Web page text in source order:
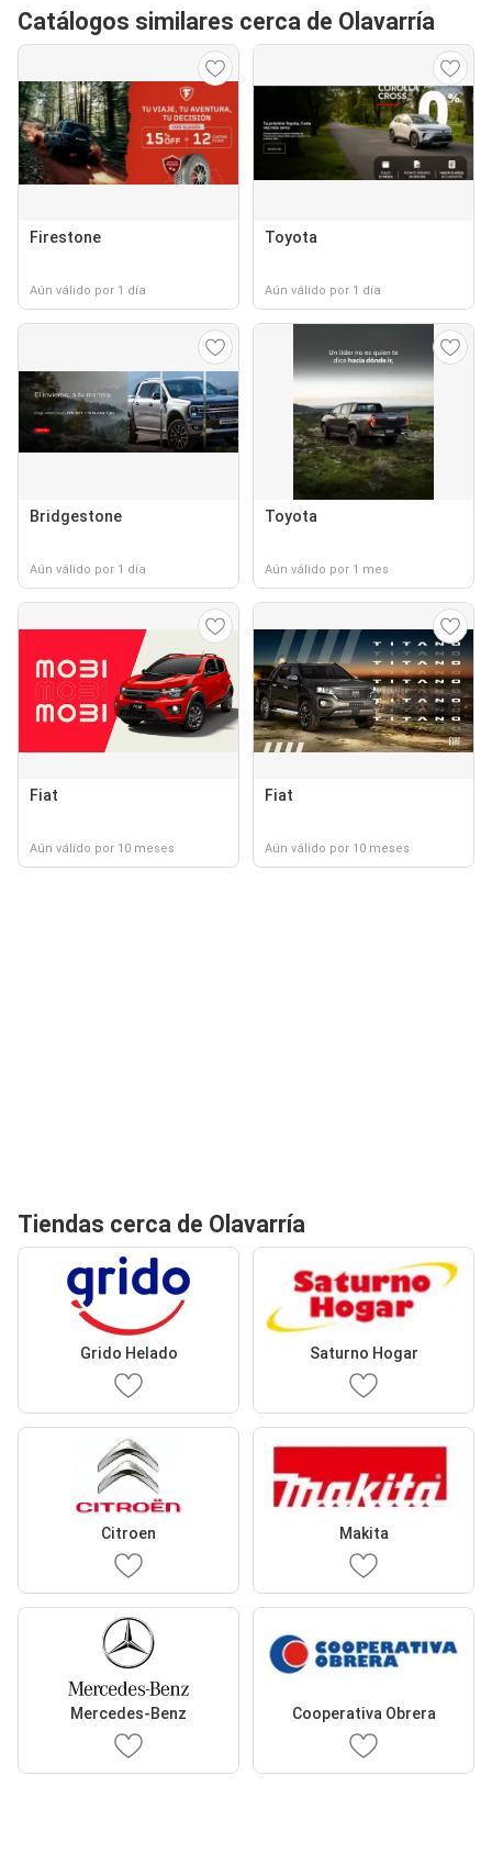
Catálogos similares cerca de Olavarría
Firestone
Aún válido por 1 día
Toyota
Aún válido por 1 día
Bridgestone
Aún válido por 1 día
Toyota
Aún válido por 1 mes
Fiat
Aún válido por 10 meses
Fiat
Aún válido por 10 meses
Tiendas cerca de Olavarría
Grido Helado Saturno Hogar
Citroen Makita
Mercedes-Benz Cooperativa Obrera